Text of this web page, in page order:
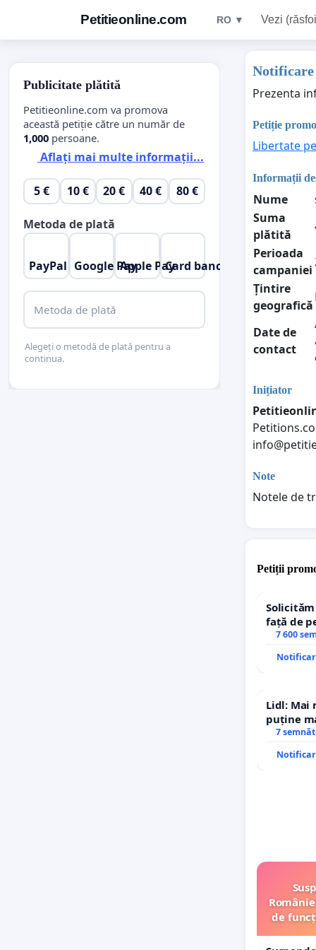
Petitieonline.com RO ▼ Vezi
Notificare
Prezenta
Petiție
Libertate
Informații
Nume
Suma
plătită
Perioada
campaniei
Țintire
geografică
Date de
contact
Inițiator
Note
Notele de
Petiții
față de
7 600
Lidl: Mai
puține
7
de
Publicitate plătită
Petitieonline.com va promova
această petiție către un număr de
1,000 persoane.
Aflați mai multe informații...
5 € 10 € 20 € 40 € 80 €
Metoda de plată
PayPal Google PayApple PayCard bancar
Metoda de plată
Alegeți o metodă de plată pentru a
continua.